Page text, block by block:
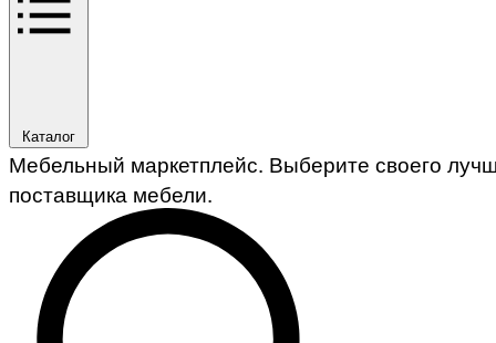
Каталог
Мебельный маркетплейс. Выберите своего
поставщика мебели.